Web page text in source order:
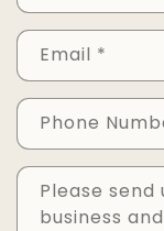
Email *
Phone
Please
business